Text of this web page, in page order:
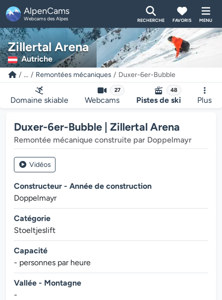
AlpenCams
Webcams des Alpes RECHERCHE FAVORIS MENU
Zillertal Arena
Autriche
... Remontées mécaniques Duxer-6er-Bubble
Domaine skiable
27
Webcams
48
Pistes de ski Plus
Duxer-6er-Bubble | Zillertal Arena
Remontée mécanique construite par Doppelmayr
Vidéos
Constructeur - Année de construction
Doppelmayr
Catégorie
Stoeltjeslift
Capacité
- personnes par heure
Vallée - Montagne
-